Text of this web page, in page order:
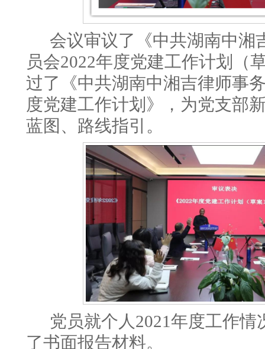
会议审议了《中共湖南中湘
员会2022年度党建工作计划（
过了《中共湖南中湘吉律师事
度党建工作计划》， 为党支部
蓝图、路线指引。
党员就个人 2021年度工作情
了书面报告材料。